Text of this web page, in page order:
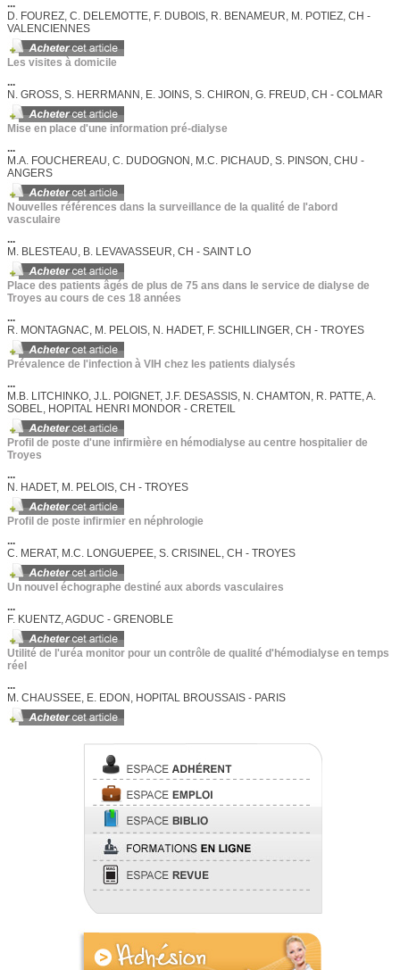
...
D. FOUREZ, C. DELEMOTTE, F. DUBOIS, R. BENAMEUR, M. POTIEZ, CH -
VALENCIENNES
Les visites à domicile
...
N. GROSS, S. HERRMANN, E. JOINS, S. CHIRON, G. FREUD, CH - COLMAR
Mise en place d'une information pré-dialyse
...
M.A. FOUCHEREAU, C. DUDOGNON, M.C. PICHAUD, S. PINSON, CHU -
ANGERS
Nouvelles références dans la surveillance de la qualité de l'abord
vasculaire
...
M. BLESTEAU, B. LEVAVASSEUR, CH - SAINT LO
Place des patients âgés de plus de 75 ans dans le service de dialyse de
Troyes au cours de ces 18 années
...
R. MONTAGNAC, M. PELOIS, N. HADET, F. SCHILLINGER, CH - TROYES
Prévalence de l'infection à VIH chez les patients dialysés
...
M.B. LITCHINKO, J.L. POIGNET, J.F. DESASSIS, N. CHAMTON, R. PATTE, A.
SOBEL, HOPITAL HENRI MONDOR - CRETEIL
Profil de poste d'une infirmière en hémodialyse au centre hospitalier de
Troyes
...
N. HADET, M. PELOIS, CH - TROYES
Profil de poste infirmier en néphrologie
...
C. MERAT, M.C. LONGUEPEE, S. CRISINEL, CH - TROYES
Un nouvel échographe destiné aux abords vasculaires
...
F. KUENTZ, AGDUC - GRENOBLE
Utilité de l'uréa monitor pour un contrôle de qualité d'hémodialyse en temps
réel
...
M. CHAUSSEE, E. EDON, HOPITAL BROUSSAIS - PARIS